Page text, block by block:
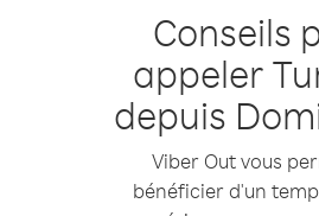
Conseils
appeler
depuis
Viber Out vous
bénéficier d'un